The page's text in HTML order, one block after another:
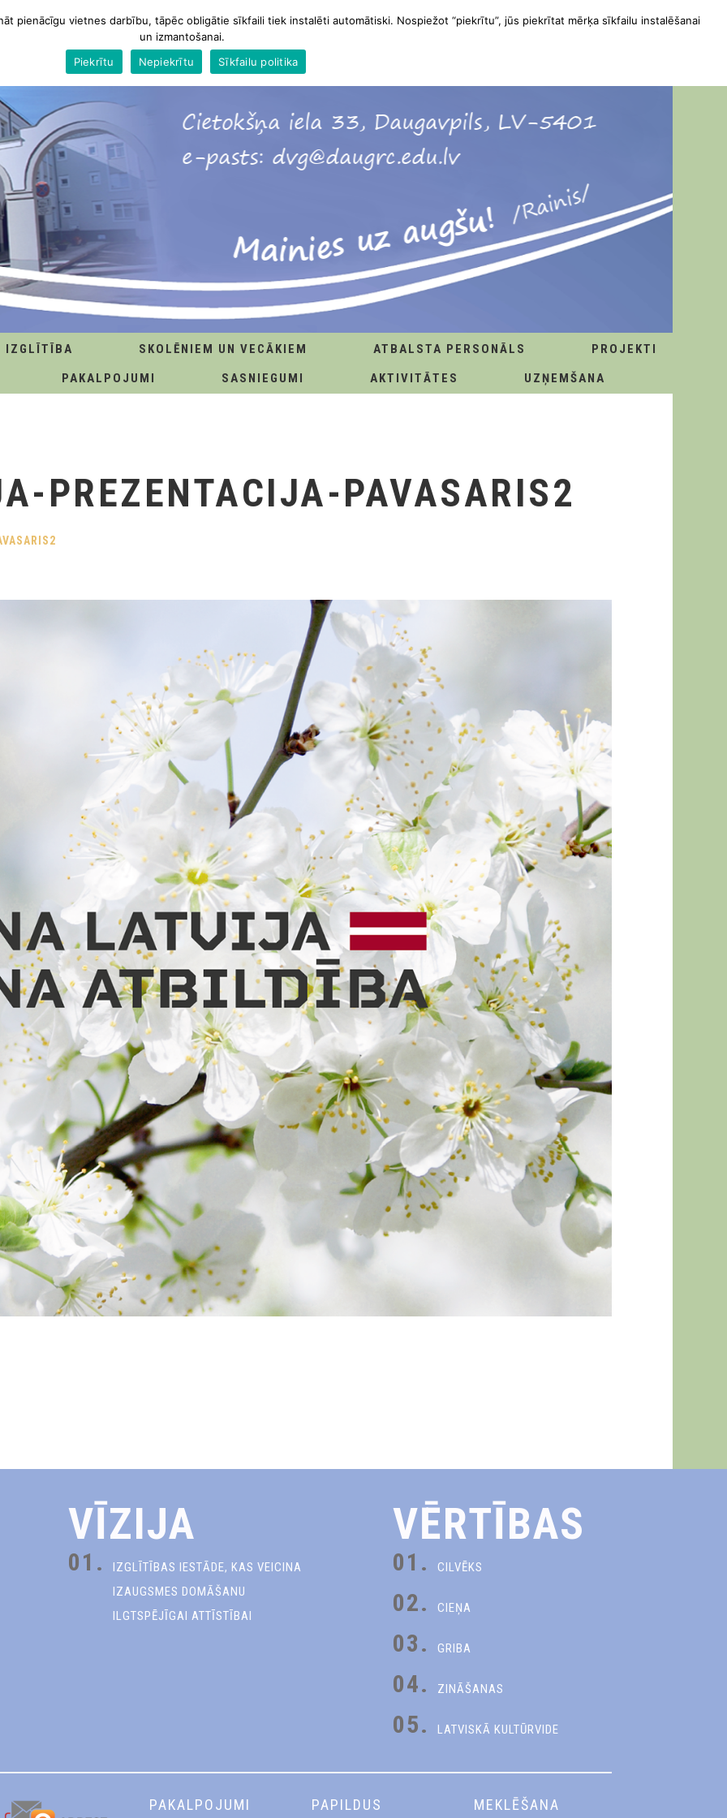
IZGLĪTĪBA SKOLĒNIEM UN VECĀKIEM ATBALSTA PERSONĀLS
PROJEKTI
PAKALPOJUMI
SASNIEGUMI AKTIVITĀTES UZŅEMŠANA
PREZENTACIJA-PAVASARIS2
VĪZIJA
01.
IZGLĪTĪBAS IESTĀDE, KAS VEICINA
IZAUGSMES DOMĀŠANU
ILGTSPĒJĪGAI ATTĪSTĪBAI
VĒRTĪBAS
01. CILVĒKS
02. CIEŅA
03. GRIBA
04. ZINĀŠANAS
05. LATVISKĀ KULTŪRVIDE
PAKALPOJUMI PAPILDUS MEKLĒŠANA
pienācīgu vietnes darbību, tāpēc obligātie sīkfaili tiek instalēti automātiski. Nospiežot “piekrītu”, jūs piekrītat mērķa sīkfailu instalēšanai
un izmantošanai.
Piekrītu
Nepiekrītu Sīkfailu politika